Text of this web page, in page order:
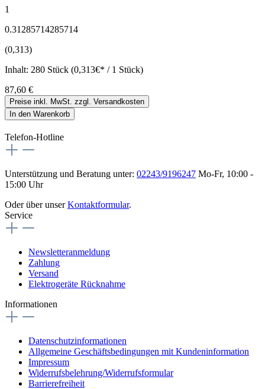
1
0.31285714285714
(0,313)
Inhalt: 280 Stück (0,313€* / 1 Stück)
87,60 €
Preise inkl. MwSt. zzgl. Versandkosten
In den Warenkorb
Telefon-Hotline
Unterstützung und Beratung unter: 02243/9196247 Mo-Fr, 10:00 -
15:00 Uhr
Oder über unserKontaktformular.
Service
Newsletteranmeldung
Zahlung
Versand
Elektrogeräte Rücknahme
Informationen
Datenschutzinformationen
Allgemeine Geschäftsbedingungen mit Kundeninformation
Impressum
Widerrufsbelehrung/Widerrufsformular
Barrierefreiheit